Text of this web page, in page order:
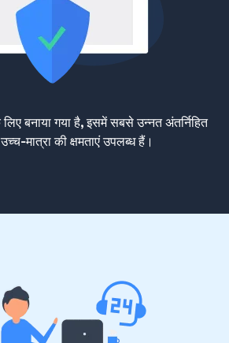
बनाया गया है, इसमें सबसे उन्नत अंतर्निहित
मात्रा की क्षमताएं उपलब्ध हैं।